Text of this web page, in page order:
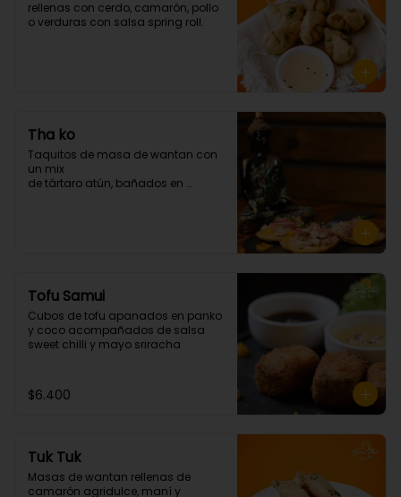
rellenas con cerdo, camarón, pollo
o verduras con salsa spring roll.
Tha ko
Taquitos de masa de wantan con
un mix
de tártaro atún, bañados en
Tofu Samui
Cubos de tofu apanados en panko
y coco acompañados de salsa
sweet chilli y mayo sriracha
$6.400
Tuk Tuk
Masas de wantan rellenas de
camarón agridulce, maní y